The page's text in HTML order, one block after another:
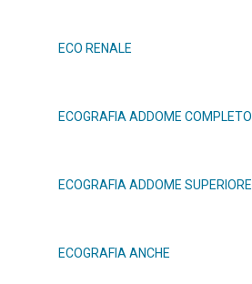
ECO RENALE
ECOGRAFIA ADDOME COMPLETO
ECOGRAFIA ADDOME SUPERIORE
ECOGRAFIA ANCHE